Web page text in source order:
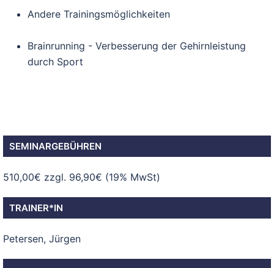
Andere Trainingsmöglichkeiten
Brainrunning - Verbesserung der Gehirnleistung
durch Sport
SEMINARGEBÜHREN
510,00€ zzgl. 96,90€ (19% MwSt)
TRAINER*IN
Petersen, Jürgen